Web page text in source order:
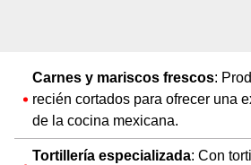
Carnes y mariscos frescos:
recién cortados para ofrecer una
de la cocina mexicana.
Tortillería especializada: Con